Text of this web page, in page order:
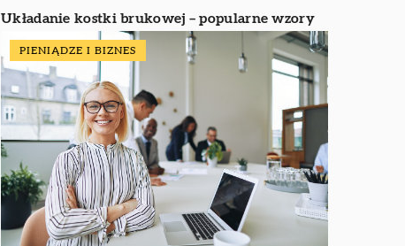
Układanie kostki brukowej – popularne wzory
PIENIĄDZE I BIZNES